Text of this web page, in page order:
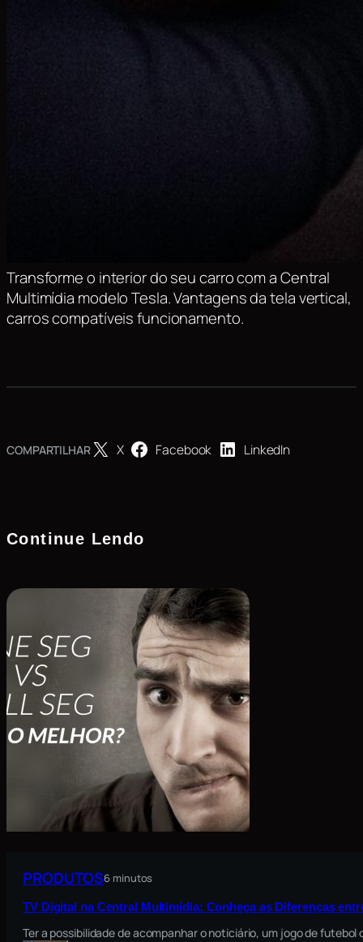
Transforme o interior do seu carro com a Central
Multimídia modelo Tesla. Vantagens da tela vertical,
carros compatíveis funcionamento.
COMPARTILHAR X Facebook LinkedIn
Continue Lendo
PRODUTOS6 minutos
TV Digital na Central Multimídia: Conheça as Diferenças
Ter a possibilidade de acompanhar o noticiário, um jogo de